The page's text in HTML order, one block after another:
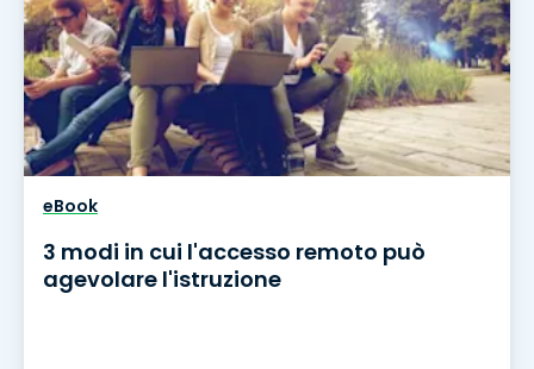
eBook
3 modi in cui l'accesso remoto può
agevolare l'istruzione